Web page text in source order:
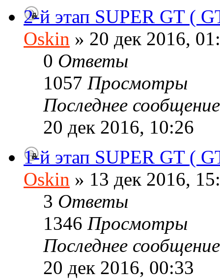
2-й этап SUPER GT (
Oskin » 20 дек 2016,
0 Ответы
1057 Просмотры
Последнее
20 дек 2016, 10:26
1-й этап SUPER GT (
Oskin » 13 дек 2016,
3 Ответы
1346 Просмотры
Последнее
20 дек 2016, 00:33